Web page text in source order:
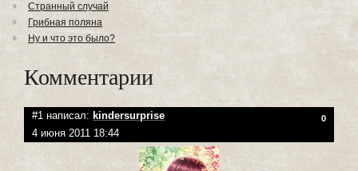
Странный случай
Грибная поляна
Ну и что это было?
Комментарии
#1 написал: kindersurprise 0
4 июня 2011 18:44